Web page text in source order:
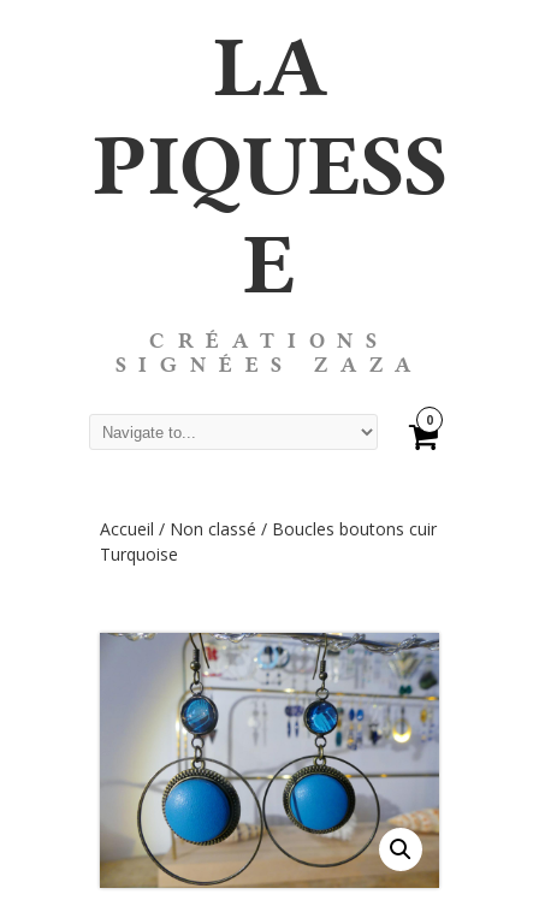
LA
PIQUESS
E
CRÉATIONS
SIGNÉES ZAZA
0
Accueil / Non classé / Boucles boutons cuir
Turquoise